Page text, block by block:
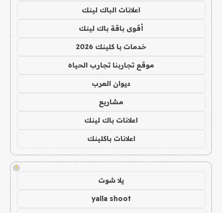
اعلانات الباك لينك
أقوى باقة باك لينك
خدمات با كلينك 2026
موقع تجاربنا تجارب الحياه
ديوان العرب
مشاريع
اعلانات باك لينك
اعلانات باكلينك
!
يلا شوت
yalla shoot